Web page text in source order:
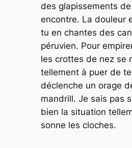
des glapissements
encontre. La douleur
tu en chantes des
péruvien. Pour
les crottes de nez se
tellement à puer de
déclenche un orage
mandrill. Je sais pas
bien la situation
sonne les cloches.